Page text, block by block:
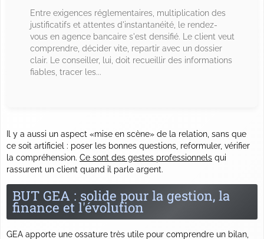
Entre exigences réglementaires, multiplication des
justificatifs et attentes d'instantanéité, le rendez-
vous en agence bancaire s'est densifié. Le client veut
comprendre, décider vite, repartir avec un dossier
clair. Le conseiller, lui, doit recueillir des informations
fiables, tracer les...
Il y a aussi un aspect «mise en scène» de la relation, sans que
ce soit artificiel : poser les bonnes questions, reformuler, vérifier
la compréhension. Ce sont des gestes professionnels qui
rassurent un client quand il parle argent.
BUT GEA : solide pour la gestion, la
finance et l'évolution
GEA apporte une ossature très utile pour comprendre un bilan,